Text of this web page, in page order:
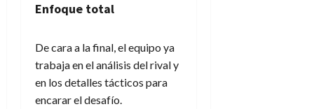
Enfoque total
De cara a la final, el equipo ya
trabaja en el análisis del rival y
en los detalles tácticos para
encarar el desafío.